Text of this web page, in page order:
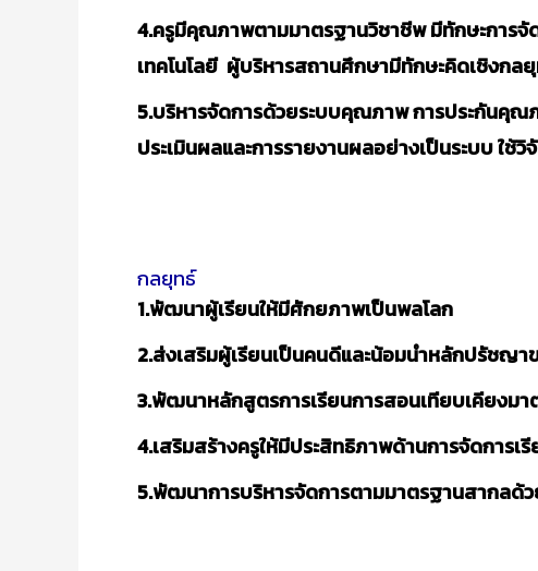
4.ครูมีคุณภาพตามมาตรฐานวิชาชีพ มีทักษะการจั
เทคโนโลยี ผู้บริหารสถานศึกษามีทักษะคิดเชิงกล
5.บริหารจัดการด้วยระบบคุณภาพ การประกันคุณ
ประเมินผลและการรายงานผลอย่างเป็นระบบ ใ
กลยุทธ์
1.พัฒนาผู้เรียนให้มีศักยภาพเป็นพลโลก
2.ส่งเสริมผู้เรียนเป็นคนดีและน้อมนำหลักปรัชญ
3.พัฒนาหลักสูตรการเรียนการสอนเทียบเคียงม
4.เสริมสร้างครูให้มีประสิทธิภาพด้านการจัดการเ
5.พัฒนาการบริหารจัดการตามมาตรฐานสากลด้